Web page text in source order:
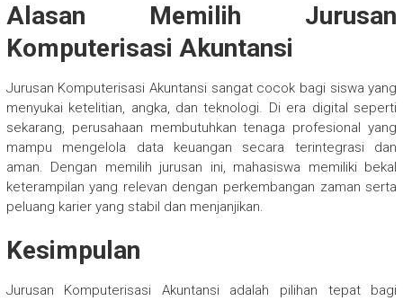
Alasan Memilih Jurusan
Komputerisasi Akuntansi
Jurusan Komputerisasi Akuntansi sangat cocok bagi siswa yang
menyukai ketelitian, angka, dan teknologi. Di era digital seperti
sekarang, perusahaan membutuhkan tenaga profesional yang
mampu mengelola data keuangan secara terintegrasi dan
aman. Dengan memilih jurusan ini, mahasiswa memiliki bekal
keterampilan yang relevan dengan perkembangan zaman serta
peluang karier yang stabil dan menjanjikan.
Kesimpulan
Jurusan Komputerisasi Akuntansi adalah pilihan tepat bagi